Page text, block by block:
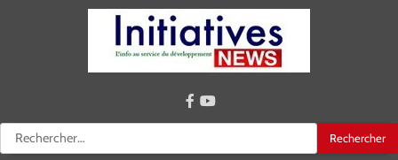
Rechercher :
facebook
youtube